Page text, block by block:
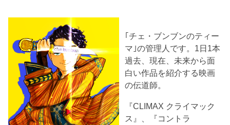
｢チェ・ブンブンのティー
マ｣の管理人です。1日1本
過去、現在、未来から面
白い作品を紹介する映画
の伝道師。
『CLIMAX クライマック
ス』、『コントラ